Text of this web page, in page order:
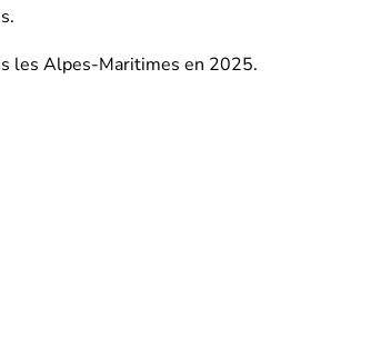
les Alpes-Maritimes en 2025.